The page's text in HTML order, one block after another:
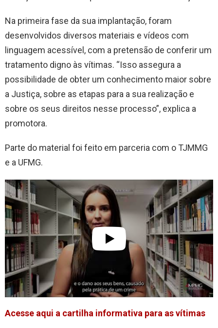
Na primeira fase da sua implantação, foram
desenvolvidos diversos materiais e vídeos com
linguagem acessível, com a pretensão de conferir um
tratamento digno às vítimas. “Isso assegura a
possibilidade de obter um conhecimento maior sobre
a Justiça, sobre as etapas para a sua realização e
sobre os seus direitos nesse processo”, explica a
promotora.
Parte do material foi feito em parceria com o TJMMG
e a UFMG.
Acesse aqui a cartilha informativa para as vítimas